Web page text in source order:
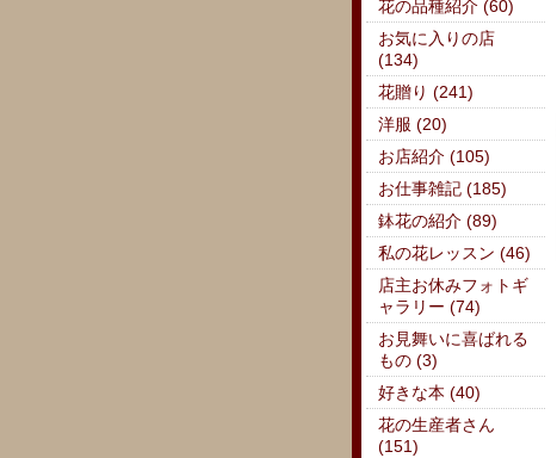
花の品種紹介 (60)
お気に入りの店
(134)
花贈り (241)
洋服 (20)
お店紹介 (105)
お仕事雑記 (185)
鉢花の紹介 (89)
私の花レッスン (46)
店主お休みフォトギ
ャラリー (74)
お見舞いに喜ばれる
もの (3)
好きな本 (40)
花の生産者さん
(151)